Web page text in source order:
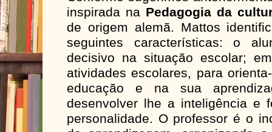
inspirada na Pedagogia da
de origem alemã. Mattos
seguintes características: o
decisivo na situação escolar;
atividades escolares, para
educação e na sua
desenvolver lhe a inteligência e
personalidade. O professor é o